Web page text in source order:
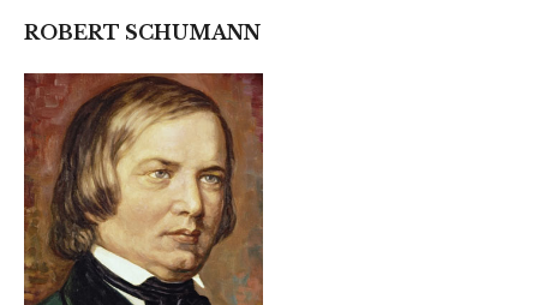
ROBERT SCHUMANN